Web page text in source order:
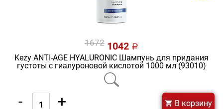
1672 1042 a
Kezy ANTI-AGE HYALURONIC Шампунь для придания
густоты с гиалуроновой кислотой 1000 мл (93010)
- + В корзину